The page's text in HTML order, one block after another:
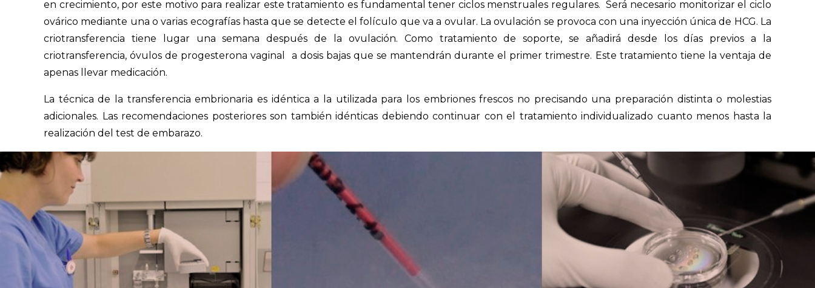
en crecimiento, por este motivo para realizar este tratamiento es fundamental tener ciclos menstruales regulares. Será necesario monitorizar el ciclo
ovárico mediante una o varias ecografías hasta que se detecte el folículo que va a ovular. La ovulación se provoca con una inyección única de HCG. La
criotransferencia tiene lugar una semana después de la ovulación. Como tratamiento de soporte, se añadirá desde los días previos a la
criotransferencia, óvulos de progesterona vaginal a dosis bajas que se mantendrán durante el primer trimestre. Este tratamiento tiene la ventaja de
apenas llevar medicación.
La técnica de la transferencia embrionaria es idéntica a la utilizada para los embriones frescos no precisando una preparación distinta o molestias
adicionales. Las recomendaciones posteriores son también idénticas debiendo continuar con el tratamiento individualizado cuanto menos hasta la
realización del test de embarazo.